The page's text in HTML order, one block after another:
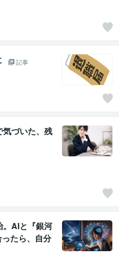
記事
づいた、残
。AIと『銀河
たら、自分